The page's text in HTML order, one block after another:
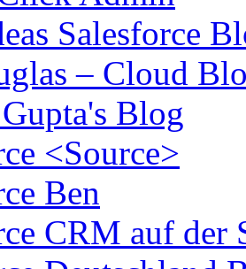
Salesforce
– Cloud
Blog
<Source>
Ben
CRM auf der